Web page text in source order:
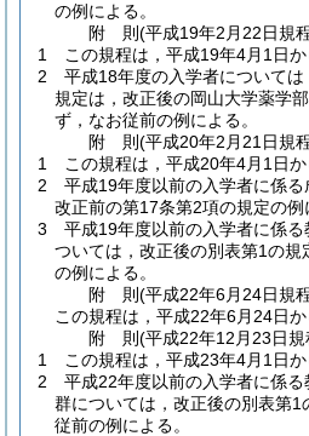
の例による。
附 則(平成19年2月22日規
1
この規程は，平成19年4月1日か
2
平成18年度の入学者について
規定は，改正後の岡山大学薬学
ず，なお従前の例による。
附 則(平成20年2月21日規
1
この規程は，平成20年4月1日か
2
平成19年度以前の入学者に係る
改正前の第17条第2項の規定の例
3
平成19年度以前の入学者に係
ついては，改正後の別表第1の
の例による。
附 則(平成22年6月24日規
この規程は，平成22年6月24日か
附 則(平成22年12月23日規
1
この規程は，平成23年4月1日か
2
平成22年度以前の入学者に係
群については，改正後の別表第1
従前の例による。